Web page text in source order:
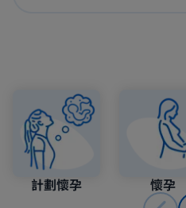
計劃懷孕 懷孕